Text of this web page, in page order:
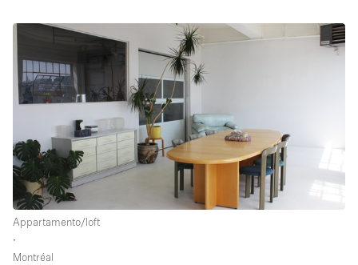
Appartamento/loft
∙
Montréal